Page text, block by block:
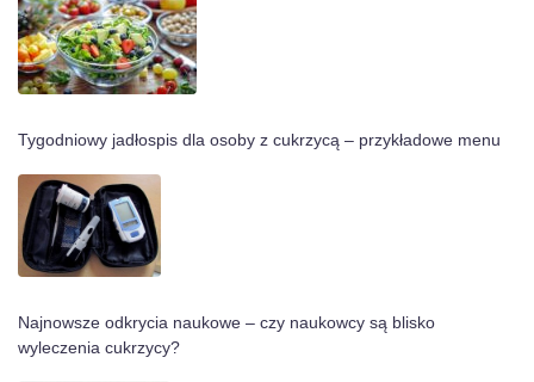
Tygodniowy jadłospis dla osoby z cukrzycą – przykładowe menu
Najnowsze odkrycia naukowe – czy naukowcy są blisko
wyleczenia cukrzycy?